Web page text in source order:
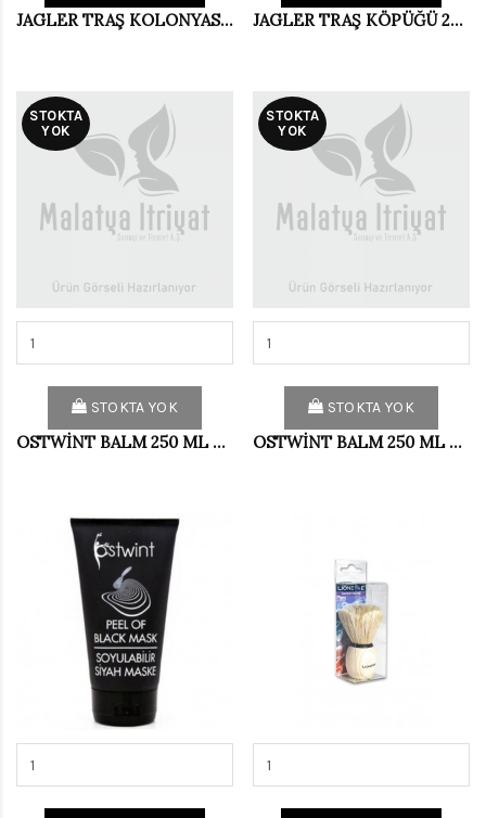
JAGLER TRAŞ KOLONYASI KLASİK 200 ML JAGLER TRAŞ KÖPÜĞÜ 200 ML
STOKTA
YOK
STOKTA YOK
OSTWİNT BALM 250 ML NO:5
STOKTA
YOK
STOKTA YOK
OSTWİNT BALM 250 ML NO:6